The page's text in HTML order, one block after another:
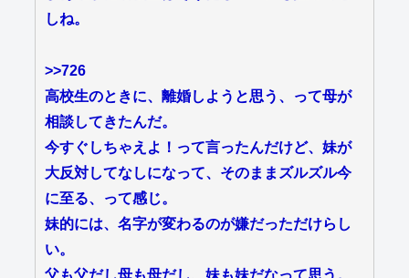
しね。
>>726
高校生のときに、離婚しようと思う、って母が
相談してきたんだ。
今すぐしちゃえよ！って言ったんだけど、妹が
大反対してなしになって、そのままズルズル今
に至る、って感じ。
妹的には、名字が変わるのが嫌だっただけらし
い。
父も父だし母も母だし、妹も妹だなって思う。